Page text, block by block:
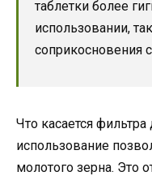
таблетки более
использовании,
соприкосновения
Что касается
использование
молотого зерна. Это